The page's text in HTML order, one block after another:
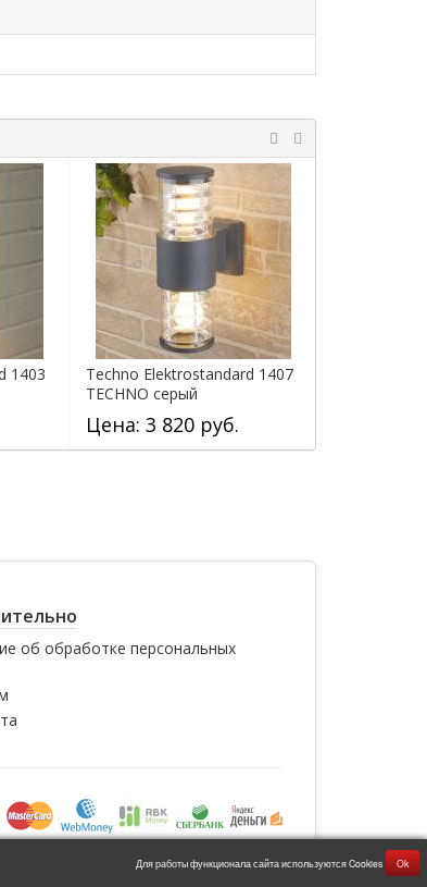
1403
Techno Elektrostandard 1407
TECHNO серый
Цена: 3 820 руб.
об обработке персональных
Для работы функционала сайта используются Cookies Ok